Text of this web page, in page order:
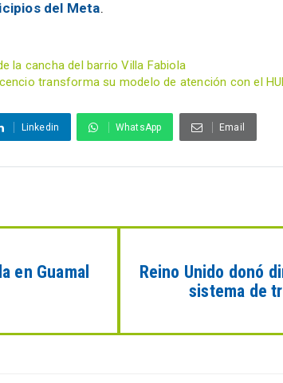
del Meta.
la cancha del barrio Villa Fabiola
transforma su modelo de atención con el
Linkedin WhatsApp Email
en Guamal
Reino Unido donó
sistema de